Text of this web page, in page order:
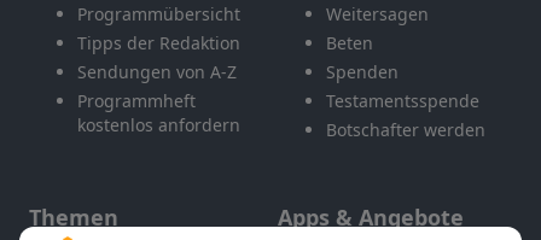
Programmübersicht
Tipps der Redaktion
Sendungen von A-Z
Programmheft
kostenlos anfordern
Weitersagen
Beten
Spenden
Testamentsspende
Botschafter werden
Themen Apps & Angebote